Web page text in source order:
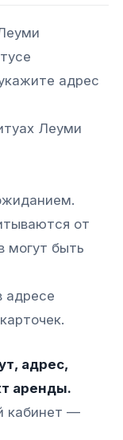
адрес
Леуми
от
могут быть
адресе
адрес,
аренды.
кабинет —